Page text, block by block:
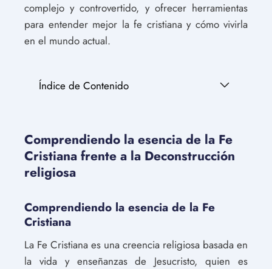
complejo y controvertido, y ofrecer herramientas
para entender mejor la fe cristiana y cómo vivirla
en el mundo actual.
Índice de Contenido
Comprendiendo la esencia de la Fe
Cristiana frente a la Deconstrucción
religiosa
Comprendiendo la esencia de la Fe
Cristiana
La Fe Cristiana es una creencia religiosa basada en
la vida y enseñanzas de Jesucristo, quien es